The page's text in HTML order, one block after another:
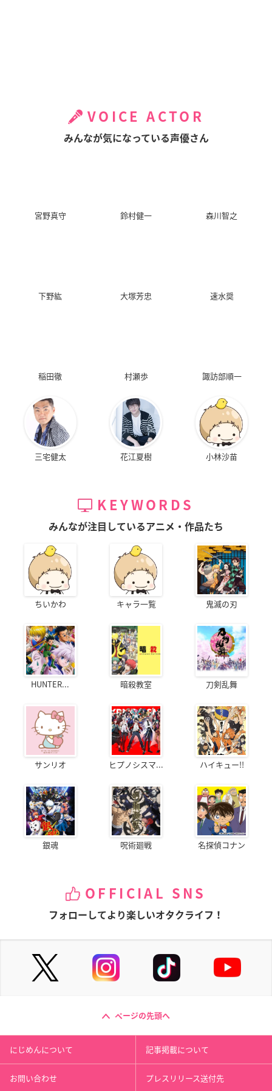
VOICE ACTOR
みんなが気になっている声優さん
宮野真守 鈴村健一 森川智之
下野紘 大塚芳忠 速水奨
稲田徹 村瀬歩 諏訪部順一
三宅健太 花江夏樹 小林沙苗
KEYWORDS
みんなが注目しているアニメ・作品たち
ちいかわ キャラ一覧 鬼滅の刃
HUNTER... 暗殺教室 刀剣乱舞
サンリオ ヒプノシスマ... ハイキュー!!
銀魂 呪術廻戦 名探偵コナン
OFFICIAL SNS
フォローしてより楽しいオタクライフ！
ページの先頭へ
にじめんについて 記事掲載について
お問い合わせ プレスリリース送付先